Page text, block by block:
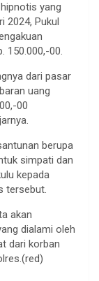
yang
2024, Pukul
150.000,-00.
dari pasar
uang
00
berupa
simpati dan
kepada
tersebut.
akan
dialami oleh
dari korban